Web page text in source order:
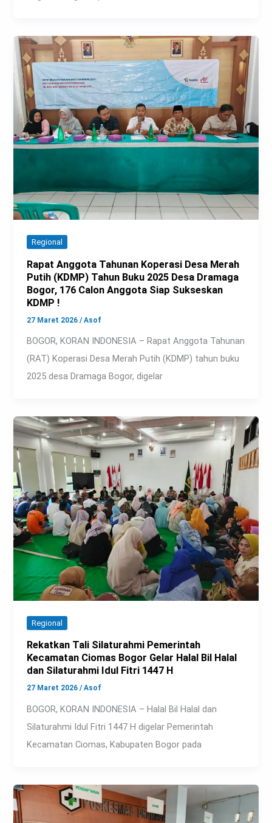
Regional
Rapat Anggota Tahunan Koperasi Desa Merah
Putih (KDMP) Tahun Buku 2025 Desa Dramaga
Bogor, 176 Calon Anggota Siap Sukseskan
KDMP !
27 Maret 2026/Asof
BOGOR, KORAN INDONESIA – Rapat Anggota Tahunan
(RAT) Koperasi Desa Merah Putih (KDMP) tahun buku
2025 desa Dramaga Bogor, digelar
Regional
Rekatkan Tali Silaturahmi Pemerintah
Kecamatan Ciomas Bogor Gelar Halal Bil Halal
dan Silaturahmi Idul Fitri 1447 H
27 Maret 2026/Asof
BOGOR, KORAN INDONESIA – Halal Bil Halal dan
Silaturahmi Idul Fitri 1447 H digelar Pemerintah
Kecamatan Ciomas, Kabupaten Bogor pada